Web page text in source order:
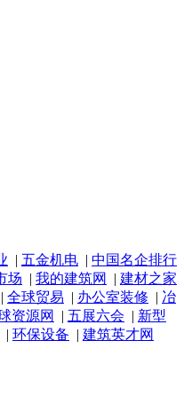
| 五金机电 | 中国名企排行
场 | 我的建筑网 | 建材之家
| 全球贸易 | 办公室装修 | 冶
资源网 | 五展六会 | 新型
| 环保设备 | 建筑英才网